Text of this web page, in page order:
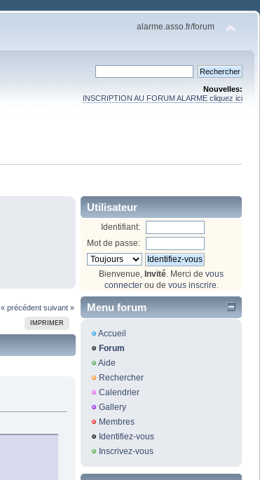
alarme.asso.fr/forum
Nouvelles:
INSCRIPTION AU FORUM ALARME cliquez ici
« précédent suivant »
IMPRIMER
Utilisateur
Identifiant:
Mot de passe:
Bienvenue, Invité . Merci de vous
connecterou de vous inscrire
Menu forum
Accueil
Forum
Aide
Rechercher
Calendrier
Gallery
Membres
Identifiez-vous
Inscrivez-vous